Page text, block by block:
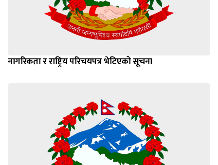
नागरिकता र राष्ट्रिय परिचयपत्र भेटिएको सूचना